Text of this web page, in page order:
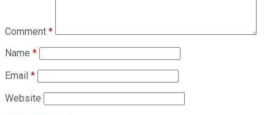
Comment *
Name *
Email *
Website